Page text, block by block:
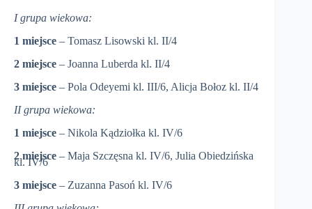
I grupa wiekowa:
1 miejsce – Tomasz Lisowski kl. II/4
2 miejsce – Joanna Luberda kl. II/4
3 miejsce – Pola Odeyemi kl. III/6, Alicja Bołoz kl. II/4
II grupa wiekowa:
1 miejsce – Nikola Kądziołka kl. IV/6
2 miejsce – Maja Szczęsna kl. IV/6, Julia Obiedzińska
kl. IV/6
3 miejsce – Zuzanna Pasoń kl. IV/6